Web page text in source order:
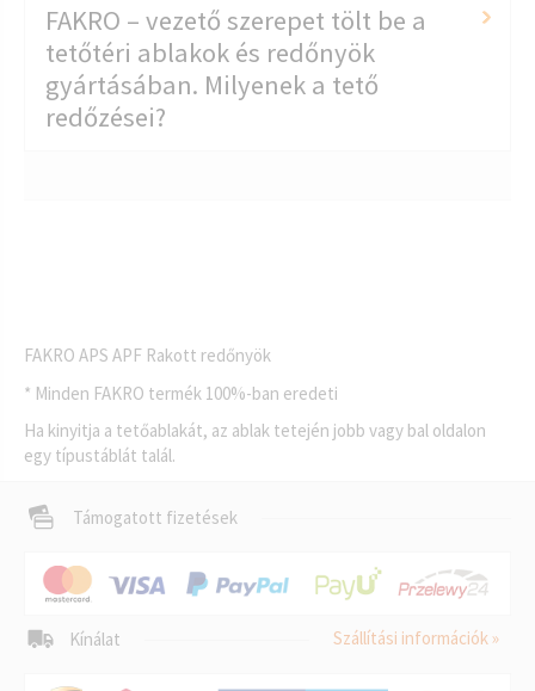
FAKRO – vezető szerepet tölt be a
tetőtéri ablakok és redőnyök
gyártásában. Milyenek a tető
redőzései?
FAKRO APS APF Rakott redőnyök
* Minden FAKRO termék 100%-ban eredeti
Ha kinyitja a tetőablakát, az ablak tetején jobb vagy bal oldalon
egy típustáblát talál.
Támogatott fizetések
Kínálat Szállítási információk »